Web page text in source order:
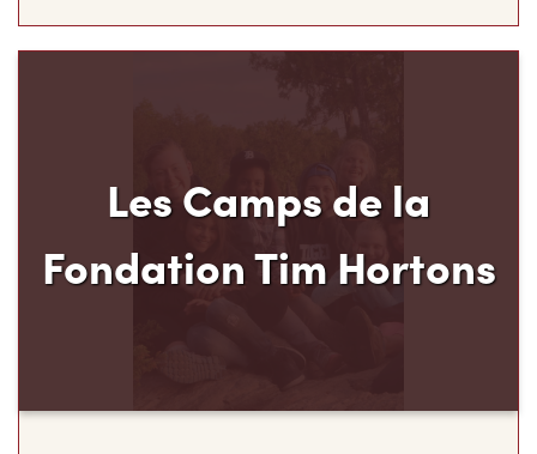
Les Camps de la
Fondation Tim Hortons